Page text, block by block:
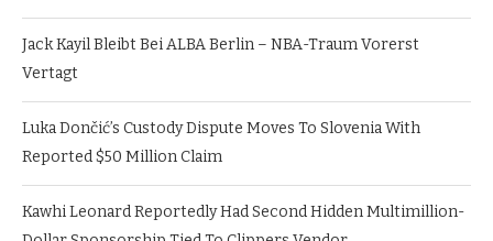
Jack Kayil Bleibt Bei ALBA Berlin – NBA-Traum Vorerst
Vertagt
Luka Dončić’s Custody Dispute Moves To Slovenia With
Reported $50 Million Claim
Kawhi Leonard Reportedly Had Second Hidden Multimillion-